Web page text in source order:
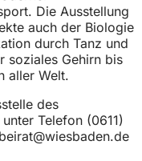
Die Ausstellung
auch der Biologie
durch Tanz und
soziales Gehirn bis
aller Welt.
des
Telefon (0611)
wiesbaden de